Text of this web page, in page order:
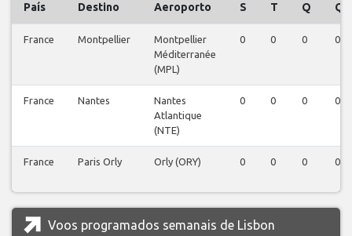
País Destino Aeroporto S T Q Q
France Montpellier
Montpellier
Méditerranée
(MPL)
0 0 0 0
France Nantes
Nantes
Atlantique
(NTE)
0 0 0 0
France Paris Orly Orly (ORY) 0 0 0 0
Voos programados semanais de Lisbon